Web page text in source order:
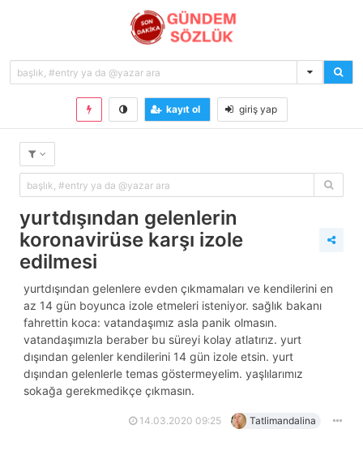
kayıt ol giriş yap
yurtdışından gelenlerin
koronavirüse karşı izole
edilmesi
yurtdışından gelenlere evden çıkmamaları ve kendilerini en
az 14 gün boyunca izole etmeleri isteniyor. sağlık bakanı
fahrettin koca: vatandaşımız asla panik olmasın.
vatandaşımızla beraber bu süreyi kolay atlatırız. yurt
dışından gelenler kendilerini 14 gün izole etsin. yurt
dışından gelenlerle temas göstermeyelim. yaşlılarımız
sokağa gerekmedikçe çıkmasın.
14.03.2020 09:25 Tatlimandalina